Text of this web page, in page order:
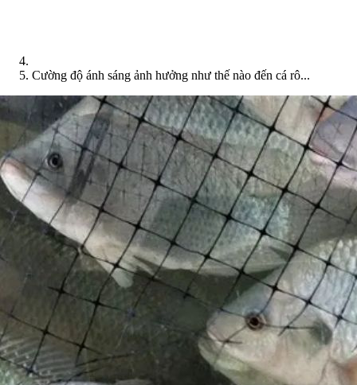
Cường độ ánh sáng ảnh hưởng như thế nào đến cá rô...